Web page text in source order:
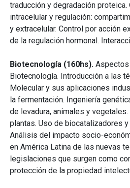
traducción y degradación proteica.
intracelular y regulación:
y extracelular. Control por acción
de la regulación hormonal.
Biotecnología (160hs).
Biotecnología. Introducción a las
Molecular y sus aplicaciones
la fermentación. Ingeniería
de levadura, animales y
plantas. Uso de biocatalizadores
Análisis del impacto socio-
en América Latina de las nuevas
legislaciones que surgen como
protección de la propiedad